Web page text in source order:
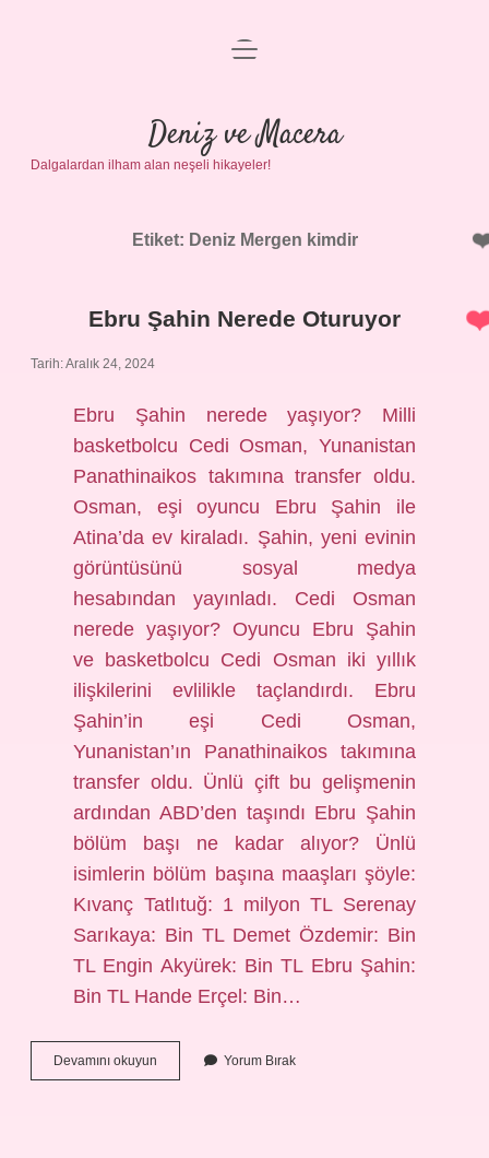
Anasayfa
Gizlilik Politikası
Yasal Uyarı
menüyü
Deniz ve Macera
Dalgalardan ilham alan neşeli hikayeler!
Etiket: Deniz Mergen kimdir
Ebru Şahin Nerede Oturuyor
Tarih: Aralık 24, 2024
Ebru Şahin nerede yaşıyor? Milli
basketbolcu Cedi Osman, Yunanistan
Panathinaikos takımına transfer oldu.
Osman, eşi oyuncu Ebru Şahin ile
Atina’da ev kiraladı. Şahin, yeni evinin
görüntüsünü sosyal medya
hesabından yayınladı. Cedi Osman
nerede yaşıyor? Oyuncu Ebru Şahin
ve basketbolcu Cedi Osman iki yıllık
ilişkilerini evlilikle taçlandırdı. Ebru
Şahin’in eşi Cedi Osman,
Yunanistan’ın Panathinaikos takımına
transfer oldu. Ünlü çift bu gelişmenin
ardından ABD’den taşındı Ebru Şahin
bölüm başı ne kadar alıyor? Ünlü
isimlerin bölüm başına maaşları şöyle:
Kıvanç Tatlıtuğ: 1 milyon TL Serenay
Sarıkaya: Bin TL Demet Özdemir: Bin
TL Engin Akyürek: Bin TL Ebru Şahin:
Bin TL Hande Erçel: Bin…
Devamını okuyun
Şahin
Yorum Bırak